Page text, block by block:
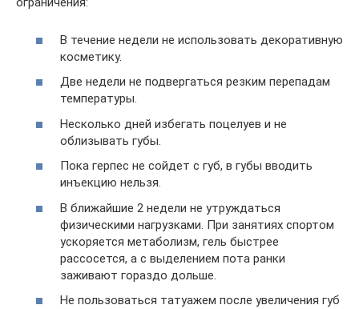
В течение недели не использовать декоративную
косметику.
Две недели не подвергаться резким перепадам
температуры.
Несколько дней избегать поцелуев и не
облизывать губы.
Пока герпес не сойдет с губ, в губы вводить
инъекцию нельзя.
В ближайшие 2 недели не утруждаться
физическими нагрузками. При занятиях спортом
ускоряется метаболизм, гель быстрее
рассосется, а с выделением пота ранки
заживают гораздо дольше.
Не пользоваться татуажем после увеличения губ